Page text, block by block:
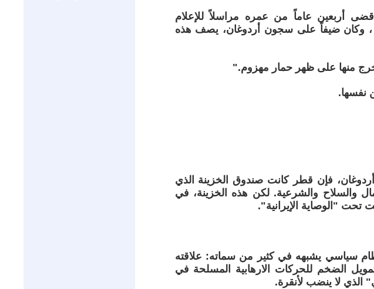
أربعين عاماً من عمره مراسلاً للإعلام
وكان ضيفاً على سجون أردوغان، يصف هذه
منها على ظهر حمار مهزوم."
نفسها.
فإن قطر كانت صندوق الخزينة الذي
والسلاح والشرعية. لكن هذه الخزينة، في
تحت "الوصاية الإيرانية".
سياسي يشبهه في كثير من سماته: علاقته
الضخم للحركات الارهابية المسلحة في
الذي لا ينضب لأنقرة.